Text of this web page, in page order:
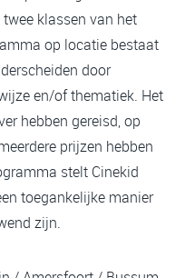
klassen van het
op locatie bestaat
door
en/of thematiek. Het
hebben gereisd, op
prijzen hebben
stelt Cinekid
toegankelijke manier
zijn.